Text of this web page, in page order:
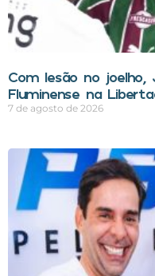
Com lesão no joelho,
Fluminense na
7 de agosto de 2026